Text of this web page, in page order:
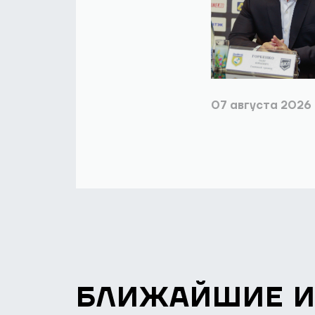
07 августа 2026
БЛИЖАЙШИЕ